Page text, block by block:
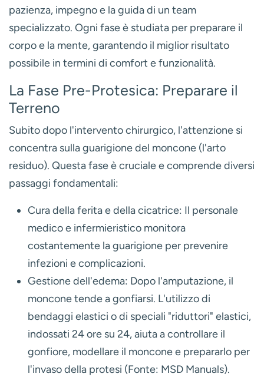
pazienza, impegno e la guida di un team
specializzato. Ogni fase è studiata per preparare il
corpo e la mente, garantendo il miglior risultato
possibile in termini di comfort e funzionalità.
La Fase Pre-Protesica: Preparare il
Terreno
Subito dopo l'intervento chirurgico, l'attenzione si
concentra sulla guarigione del moncone (l'arto
residuo). Questa fase è cruciale e comprende diversi
passaggi fondamentali:
Cura della ferita e della cicatrice: Il personale
medico e infermieristico monitora
costantemente la guarigione per prevenire
infezioni e complicazioni.
Gestione dell'edema: Dopo l'amputazione, il
moncone tende a gonfiarsi. L'utilizzo di
bendaggi elastici o di speciali "riduttori" elastici,
indossati 24 ore su 24, aiuta a controllare il
gonfiore, modellare il moncone e prepararlo per
l'invaso della protesi (Fonte: MSD Manuals).